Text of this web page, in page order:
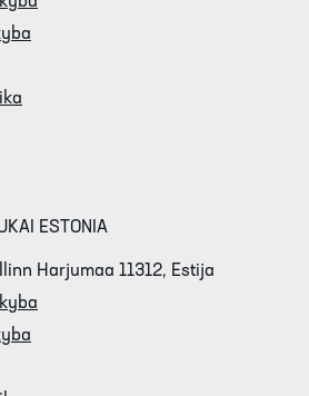
ESTONIA
Harjumaa 11312, Estija